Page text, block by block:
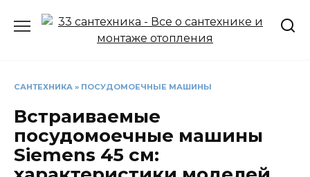
САНТЕХНИКА » ПОСУДОМОЕЧНЫЕ МАШИНЫ
Встраиваемые
посудомоечные машины
Siemens 45 см: